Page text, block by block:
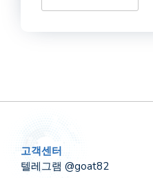
고객센터
텔레그램 @goat82